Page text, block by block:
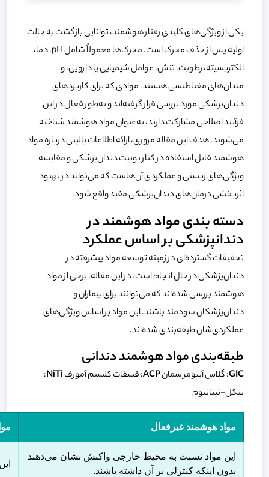
یکی از ویژگی‌های کلیدی رفتار هوشمند، توانایی بازگشت به حالت
اولیه پس از حذف محرک است. محرک‌ها معمولاً شامل pH، دما،
الکتریسیته، رطوبت، تنش، عوامل شیمیایی یا دارویی، و
میدان‌های مغناطیسی هستند. موادی که برای کاربردهای
دندان‌پزشکی مورد بررسی قرار گرفته‌اند و به‌طور فعال در این
فرآیند اصلاحی مشارکت دارند، به‌عنوان مواد هوشمند شناخته
می‌شوند. هدف این مقاله مروری، ارائه اطلاعات بالینی درباره مواد
هوشمند قابل استفاده در کنار یونیت دندان‌پزشکی و مقایسه
ویژگی‌های زیستی و عملکردی آن‌هاست که می‌تواند در بهبود
اثربخشی درمان‌های دندان‌پزشکی مفید واقع شود.
دسته بندی مواد هوشمند در
دندانپزشکی بر اساس عملکرد
تحقیقات گسترده‌ای در زمینه توسعه مواد پیشرفته در
دندان‌پزشکی در حال انجام است. در این مقاله، برخی از مواد
هوشمند بررسی شده‌اند که می‌توانند برای بیماران و
دندان‌پزشکان سودمند باشند. این مواد بر اساس ویژگی‌های
عملکردی‌شان طبقه‌بندی شده‌اند.
طبقه‌بندی مواد هوشمند دندانی
GIC: گلاس آینومر سمانACP: فسفات کلسیم آمورفNiTi
:
نیکل-تیتانیوم
مواد هوشمند غیرفعال
این مواد نسبت به محیط خارجی واکنش نشان می‌دهند
بدون اینکه کنترلی بر آن داشته باشند.